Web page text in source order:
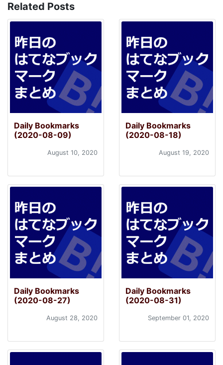
Related Posts
Daily Bookmarks
(2020-08-09)
August 10, 2020
Daily Bookmarks
(2020-08-18)
August 19, 2020
Daily Bookmarks
(2020-08-27)
August 28, 2020
Daily Bookmarks
(2020-08-31)
September 01, 2020